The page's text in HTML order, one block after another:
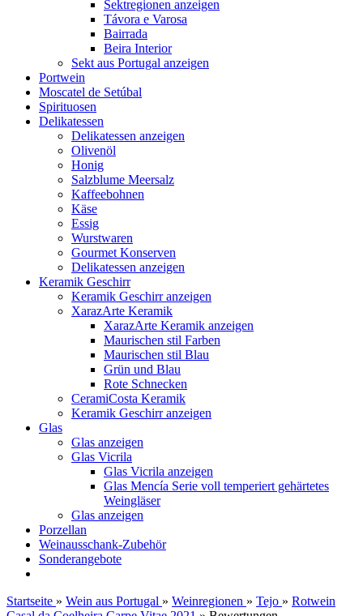
Sektregionen anzeigen
Távora e Varosa
Bairrada
Beira Interior
Sekt aus Portugal anzeigen
Portwein
Moscatel de Setúbal
Spirituosen
Delikatessen
Delikatessen anzeigen
Olivenöl
Honig
Salzblume Meersalz
Kaffeebohnen
Käse
Essig
Wurstwaren
Gourmet Konserven
Delikatessen anzeigen
Keramik Geschirr
Keramik Geschirr anzeigen
XarazArte Keramik
XarazArte Keramik anzeigen
Maurischen stil Farben
Maurischen stil Blau
Grün und Blau
Rote Schnecken
CeramiCosta Keramik
Keramik Geschirr anzeigen
Glas
Glas anzeigen
Glas Vicrila
Glas Vicrila anzeigen
Glas Mencía Serie voll temperiert gehärtetes
Weingläser
Glas anzeigen
Porzellan
Weinausschank-Zubehör
Sonderangebote
Startseite » Wein aus Portugal » Weinregionen » Tejo » Rotwein